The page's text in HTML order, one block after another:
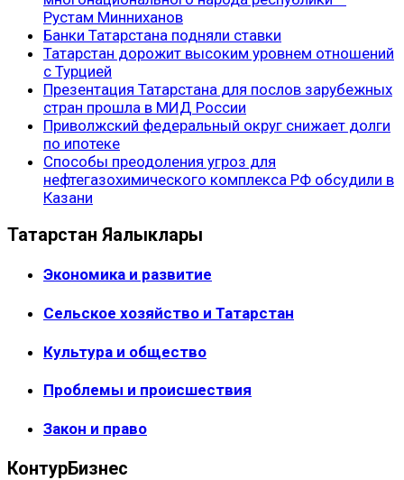
Рустам Минниханов
Банки Татарстана подняли ставки
Татарстан дорожит высоким уровнем отношений
с Турцией
Презентация Татарстана для послов зарубежных
стран прошла в МИД России
Приволжский федеральный округ снижает долги
по ипотеке
Способы преодоления угроз для
нефтегазохимического комплекса РФ обсудили в
Казани
Татарстан Яңалыклары
Экономика и развитие
Сельское хозяйство и Татарстан
Культура и общество
Проблемы и происшествия
Закон и право
КонтурБизнес